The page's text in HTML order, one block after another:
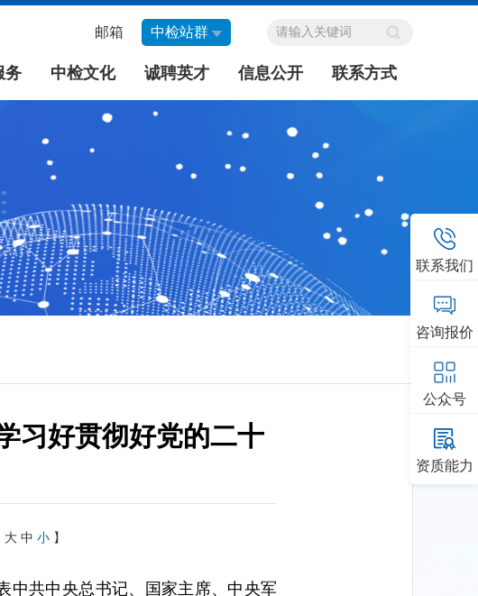
中检站群
邮箱
务 中检文化 诚聘英才 信息公开 联系方式
习好贯彻好党的二十
大 中 小 】
中共中央总书记、国家主席、中央军
联系我们
咨询报价
公众号
资质能力